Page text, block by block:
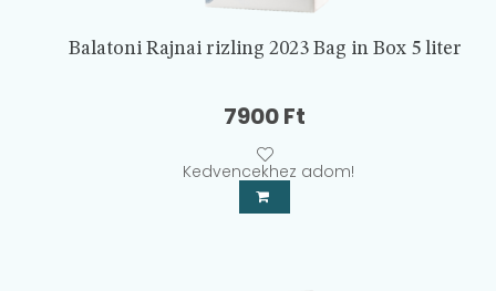
Balatoni Rajnai rizling 2023 Bag in Box 5 liter
7900Ft
Kedvencekhez adom!